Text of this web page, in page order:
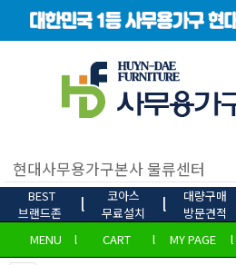
BEST
브랜드존
l
코아스
무료설치
l
대량구매
방문견적
MENU
l CART l MY PAGE l